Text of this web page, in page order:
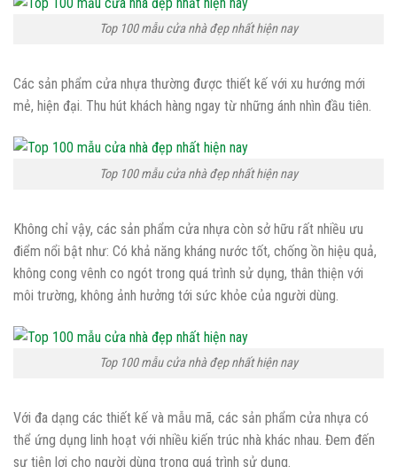
Top 100 mẫu cửa nhà đẹp nhất hiện nay
Các sản phẩm cửa nhựa thường được thiết kế với xu hướng mới
mẻ, hiện đại. Thu hút khách hàng ngay từ những ánh nhìn đầu tiên.
Top 100 mẫu cửa nhà đẹp nhất hiện nay
Không chỉ vậy, các sản phẩm cửa nhựa còn sở hữu rất nhiều ưu
điểm nổi bật như: Có khả năng kháng nước tốt, chống ồn hiệu quả,
không cong vênh co ngót trong quá trình sử dụng, thân thiện với
môi trường, không ảnh hưởng tới sức khỏe của người dùng.
Top 100 mẫu cửa nhà đẹp nhất hiện nay
Với đa dạng các thiết kế và mẫu mã, các sản phẩm cửa nhựa có
thể ứng dụng linh hoạt với nhiều kiến trúc nhà khác nhau. Đem đến
sự tiện lợi cho người dùng trong quá trình sử dụng.